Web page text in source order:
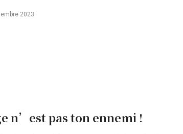
2023
n’est pas ton ennemi !